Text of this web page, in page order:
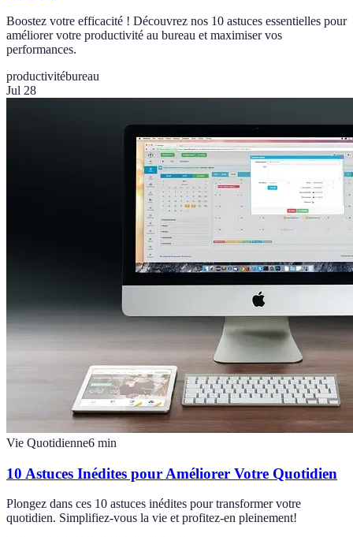
Boostez votre efficacité ! Découvrez nos 10 astuces essentielles pour
améliorer votre productivité au bureau et maximiser vos
performances.
productivitébureau
Jul 28
Vie Quotidienne6 min
10 Astuces Inédites pour Améliorer Votre Quotidien
Plongez dans ces 10 astuces inédites pour transformer votre
quotidien. Simplifiez-vous la vie et profitez-en pleinement!